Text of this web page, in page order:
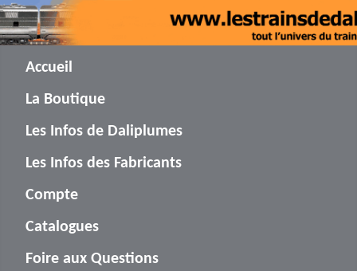
Accueil
La Boutique
Les Infos de Daliplumes
Les Infos des Fabricants
Compte
Catalogues
Foire aux Questions